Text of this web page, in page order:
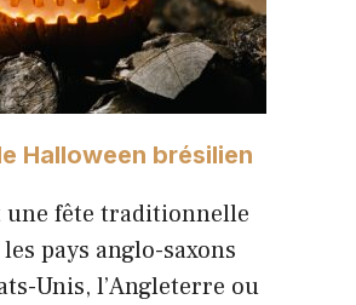
Halloween brésilien
une fête traditionnelle
pays anglo-saxons
Unis, l’Angleterre ou